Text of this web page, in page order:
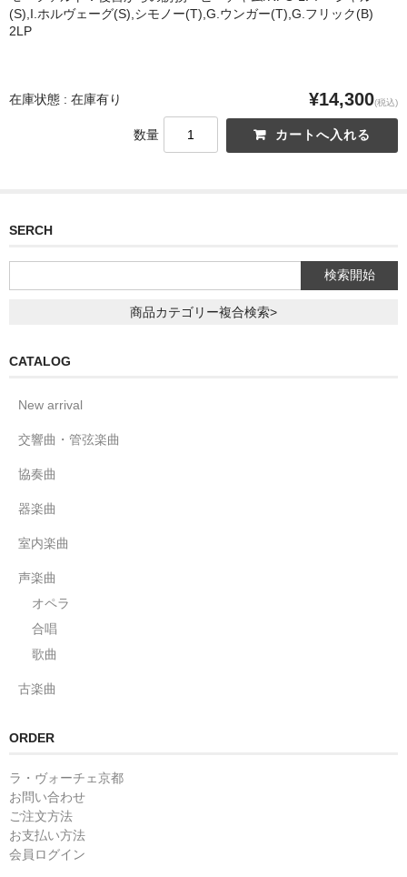
(S),I.ホルヴェーグ(S),シモノー(T),G.ウンガー(T),G.フリック(B)
2LP
在庫状態 : 在庫有り ¥14,300(税込)
数量
SERCH
商品カテゴリー複合検索>
CATALOG
New arrival
交響曲・管弦楽曲
協奏曲
器楽曲
室内楽曲
声楽曲
オペラ
合唱
歌曲
古楽曲
ORDER
ラ・ヴォーチェ京都
お問い合わせ
ご注文方法
お支払い方法
会員ログイン